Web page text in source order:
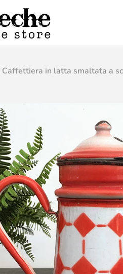
Caffettiera in latta smaltata a